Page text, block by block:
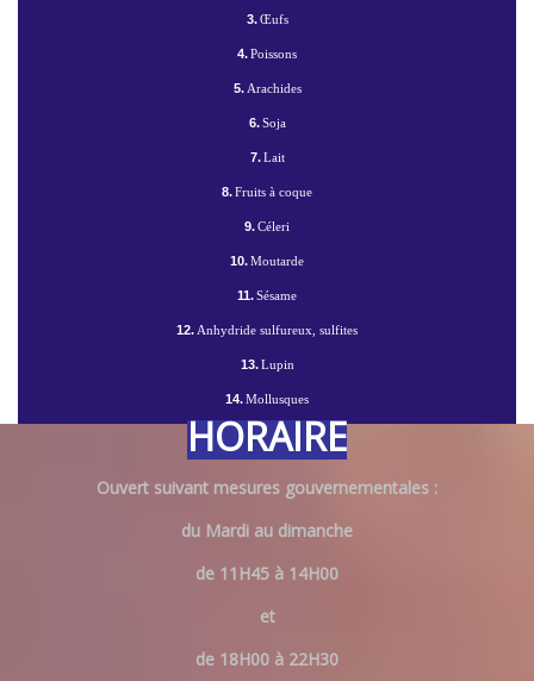
3.Œufs
4.Poissons
5.Arachides
6.Soja
7.Lait
8.Fruits à coque
9.Céleri
10.Moutarde
11.Sésame
12.Anhydride sulfureux, sulfites
13.Lupin
14.Mollusques
HORAIRE
Ouvert suivant mesures gouvernementales :
du Mardi au dimanche
de 11H45 à 14H00
et
de 18H00 à 22H30